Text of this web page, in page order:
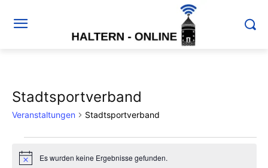
Stadtsportverband
Veranstaltungen Stadtsportverband
Veranstaltungen
HinweisEs wurden keine Ergebnisse gefunden.